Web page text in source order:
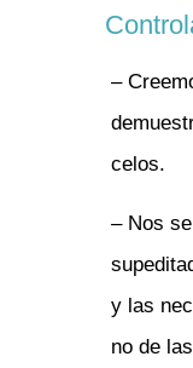
–
celos.
– Nos
y las
no de